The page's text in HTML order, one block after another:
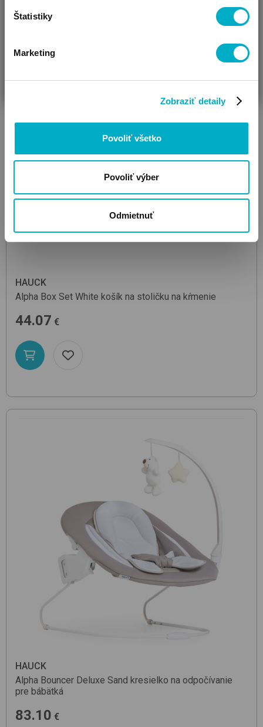
Štatistiky
Marketing
Zobraziť detaily
Povoliť všetko
Povoliť výber
Odmietnuť
HAUCK
Alpha Box Set White košík na stoličku na kŕmenie
44.07 €
HAUCK
Alpha Bouncer Deluxe Sand kresielko na odpočívanie
pre bábätká
83.10 €